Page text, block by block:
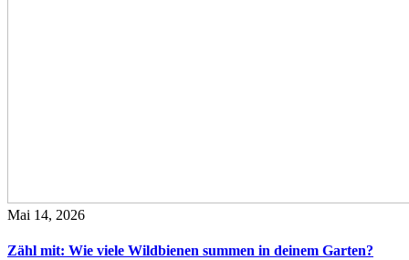
Mai 14, 2026
Zähl mit: Wie viele Wildbienen summen in deinem Garten?